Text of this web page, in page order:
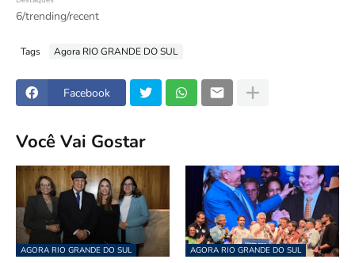
6/trending/recent
Tags Agora RIO GRANDE DO SUL
Facebook
Você Vai Gostar
AGORA RIO GRANDE DO SUL AGORA RIO GRANDE DO SUL